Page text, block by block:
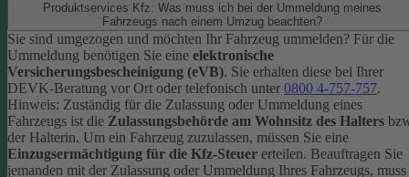
Produktservices Kfz: Was muss ich bei der Ummeldung meines
Fahrzeugs nach einem Umzug beachten?
Sie sind umgezogen und möchten Ihr Fahrzeug ummelden? Für die
Ummeldung benötigen Sie eine elektronische
Versicherungsbescheinigung (eVB). Sie erhalten diese bei Ihrer
DEVK-Beratung vor Ort oder telefonisch unter 0800 4-757-757.
Hinweis: Zuständig für die Zulassung oder Ummeldung eines
Fahrzeugs ist die Zulassungsbehörde am Wohnsitz des Halters
der Halterin. Um ein Fahrzeug zuzulassen, müssen Sie eine
Einzugsermächtigung für die Kfz-Steuer erteilen. Beauftragen Sie
jemanden mit der Zulassung oder Ummeldung Ihres Fahrzeugs, muss